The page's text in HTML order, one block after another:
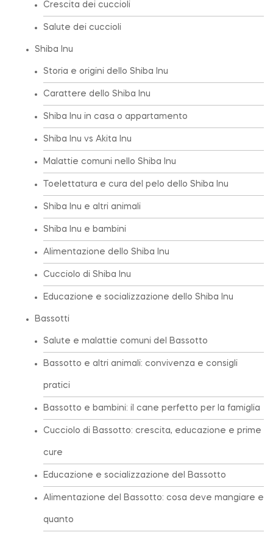
Crescita dei cuccioli
Salute dei cuccioli
Shiba Inu
Storia e origini dello Shiba Inu
Carattere dello Shiba Inu
Shiba Inu in casa o appartamento
Shiba Inu vs Akita Inu
Malattie comuni nello Shiba Inu
Toelettatura e cura del pelo dello Shiba Inu
Shiba Inu e altri animali
Shiba Inu e bambini
Alimentazione dello Shiba Inu
Cucciolo di Shiba Inu
Educazione e socializzazione dello Shiba Inu
Bassotti
Salute e malattie comuni del Bassotto
Bassotto e altri animali: convivenza e consigli
pratici
Bassotto e bambini: il cane perfetto per la famiglia
Cucciolo di Bassotto: crescita, educazione e prime
cure
Educazione e socializzazione del Bassotto
Alimentazione del Bassotto: cosa deve mangiare e
quanto